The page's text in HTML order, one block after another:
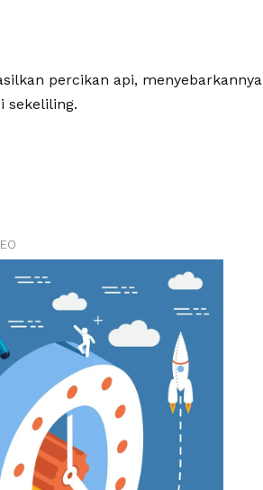
percikan api, menyebarkannya
sekeliling.